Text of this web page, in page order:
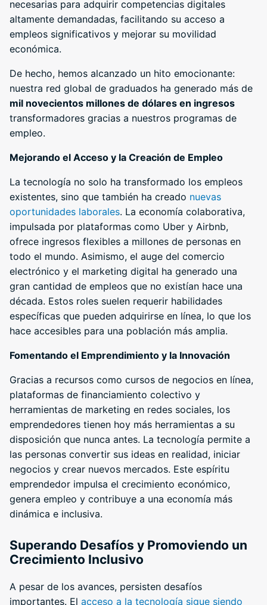
necesarias para adquirir competencias digitales
altamente demandadas, facilitando su acceso a
empleos significativos y mejorar su movilidad
económica.
De hecho, hemos alcanzado un hito emocionante:
nuestra red global de graduados ha generado más de
mil novecientos millones de dólares en ingresos
transformadores gracias a nuestros programas de
empleo.
Mejorando el Acceso y la Creación de Empleo
La tecnología no solo ha transformado los empleos
existentes, sino que también ha creado nuevas
oportunidades laborales. La economía colaborativa,
impulsada por plataformas como Uber y Airbnb,
ofrece ingresos flexibles a millones de personas en
todo el mundo. Asimismo, el auge del comercio
electrónico y el marketing digital ha generado una
gran cantidad de empleos que no existían hace una
década. Estos roles suelen requerir habilidades
específicas que pueden adquirirse en línea, lo que los
hace accesibles para una población más amplia.
Fomentando el Emprendimiento y la Innovación
Gracias a recursos como cursos de negocios en línea,
plataformas de financiamiento colectivo y
herramientas de marketing en redes sociales, los
emprendedores tienen hoy más herramientas a su
disposición que nunca antes. La tecnología permite a
las personas convertir sus ideas en realidad, iniciar
negocios y crear nuevos mercados. Este espíritu
emprendedor impulsa el crecimiento económico,
genera empleo y contribuye a una economía más
dinámica e inclusiva.
Superando Desafíos y Promoviendo un
Crecimiento Inclusivo
A pesar de los avances, persisten desafíos
importantes. El acceso a la tecnología sigue siendo